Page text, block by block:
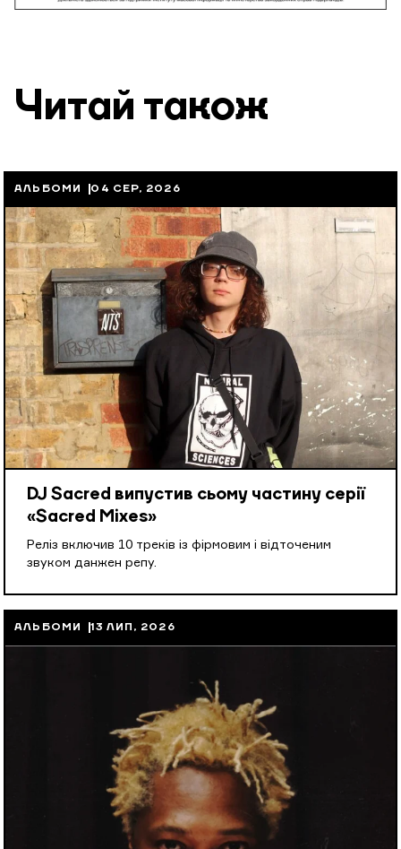
Читай також
АЛЬБОМИ 04 СЕР, 2026
DJ Sacred випустив сьому частину серії
«Sacred Mixes»
Реліз включив 10 треків із фірмовим і відточеним
звуком данжен репу.
АЛЬБОМИ 13 ЛИП, 2026